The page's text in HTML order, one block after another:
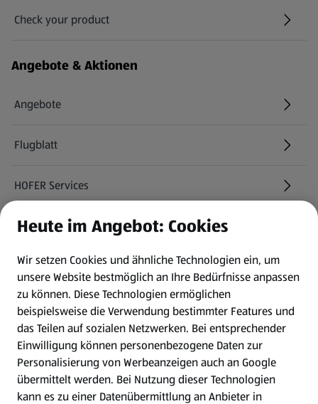
Check your product
(öffnet in einem neuen Tab)
Angebote & Aktionen
Angebote
Flugblatt
HOFER Services
Newsletter
WhatsApp
Gewinnspiele
Mein HOFER. Meine Einkäufe.
Meine Meinung. Mein HOFER.
Heute im Angebot: Cookies
Wir setzen Cookies und ähnliche Technologien ein, um
unsere Website bestmöglich an Ihre Bedürfnisse anpassen
zu können. Diese Technologien ermöglichen
beispielsweise die Verwendung bestimmter Features und
das Teilen auf sozialen Netzwerken. Bei entsprechender
Einwilligung können personenbezogene Daten zur
Personalisierung von Werbeanzeigen auch an Google
übermittelt werden. Bei Nutzung dieser Technologien
kann es zu einer Datenübermittlung an Anbieter in